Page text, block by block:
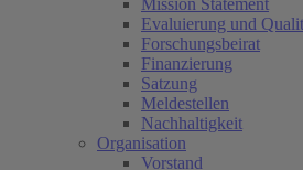
Mission Statement
Evaluierung und
Forschungsbeirat
Finanzierung
Satzung
Meldestellen
Nachhaltigkeit
Organisation
Vorstand